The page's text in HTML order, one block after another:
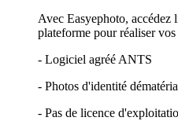
Avec Easyephoto, accédez
plateforme pour réaliser
- Logiciel agréé ANTS
- Photos d'identité
- Pas de licence